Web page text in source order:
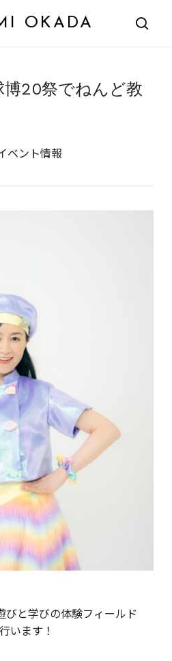
OKADA
20祭でねんど教
ベント情報
と学びの体験フィールド
います！